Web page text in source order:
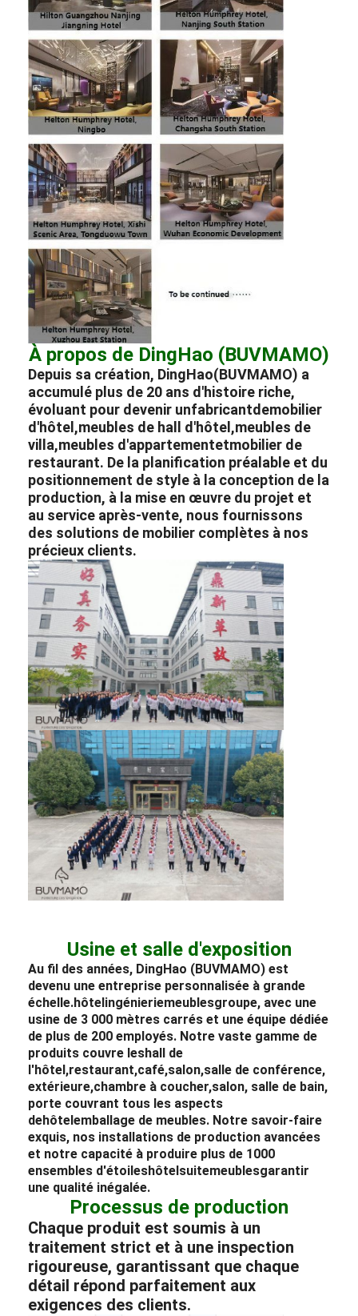
À propos de DingHao (BUVMAMO)
Depuis sa création, DingHao(BUVMAMO) a
accumulé plus de 20 ans d'histoire riche,
évoluant pour devenir unfabricantdemobilier
d'hôtel ,meubles de hall d'hôtel ,meubles de
villa,meubles d'appartementetmobilier de
restaurant. De la planification préalable et du
positionnement de style à la conception de la
production, à la mise en œuvre du projet et
au service après-vente, nous fournissons
des solutions de mobilier complètes à nos
précieux clients.
Usine et salle d'exposition
Au fil des années, DingHao (BUVMAMO) est
devenu une entreprise personnalisée à grande
échelle.hôtel ingénieriemeublesgroupe, avec une
usine de 3 000 mètres carrés et une équipe dédiée
de plus de 200 employés. Notre vaste gamme de
produits couvre leshall de
l'hôtel ,restaurant,café,salon,salle de conférence,
extérieure,chambre à coucher,salon, salle de bain,
porte couvrant tous les aspects
dehôtelemballage de meubles. Notre savoir-faire
exquis, nos installations de production avancées
et notre capacité à produire plus de 1000
ensembles d'étoileshôtel suitemeublesgarantir
une qualité inégalée.
Processus de production
Chaque produit est soumis à un
traitement strict et à une inspection
rigoureuse, garantissant que chaque
détail répond parfaitement aux
exigences des clients.